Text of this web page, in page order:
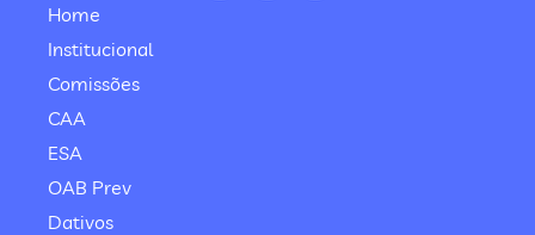
Home
Institucional
Comissões
CAA
ESA
OAB Prev
Dativos